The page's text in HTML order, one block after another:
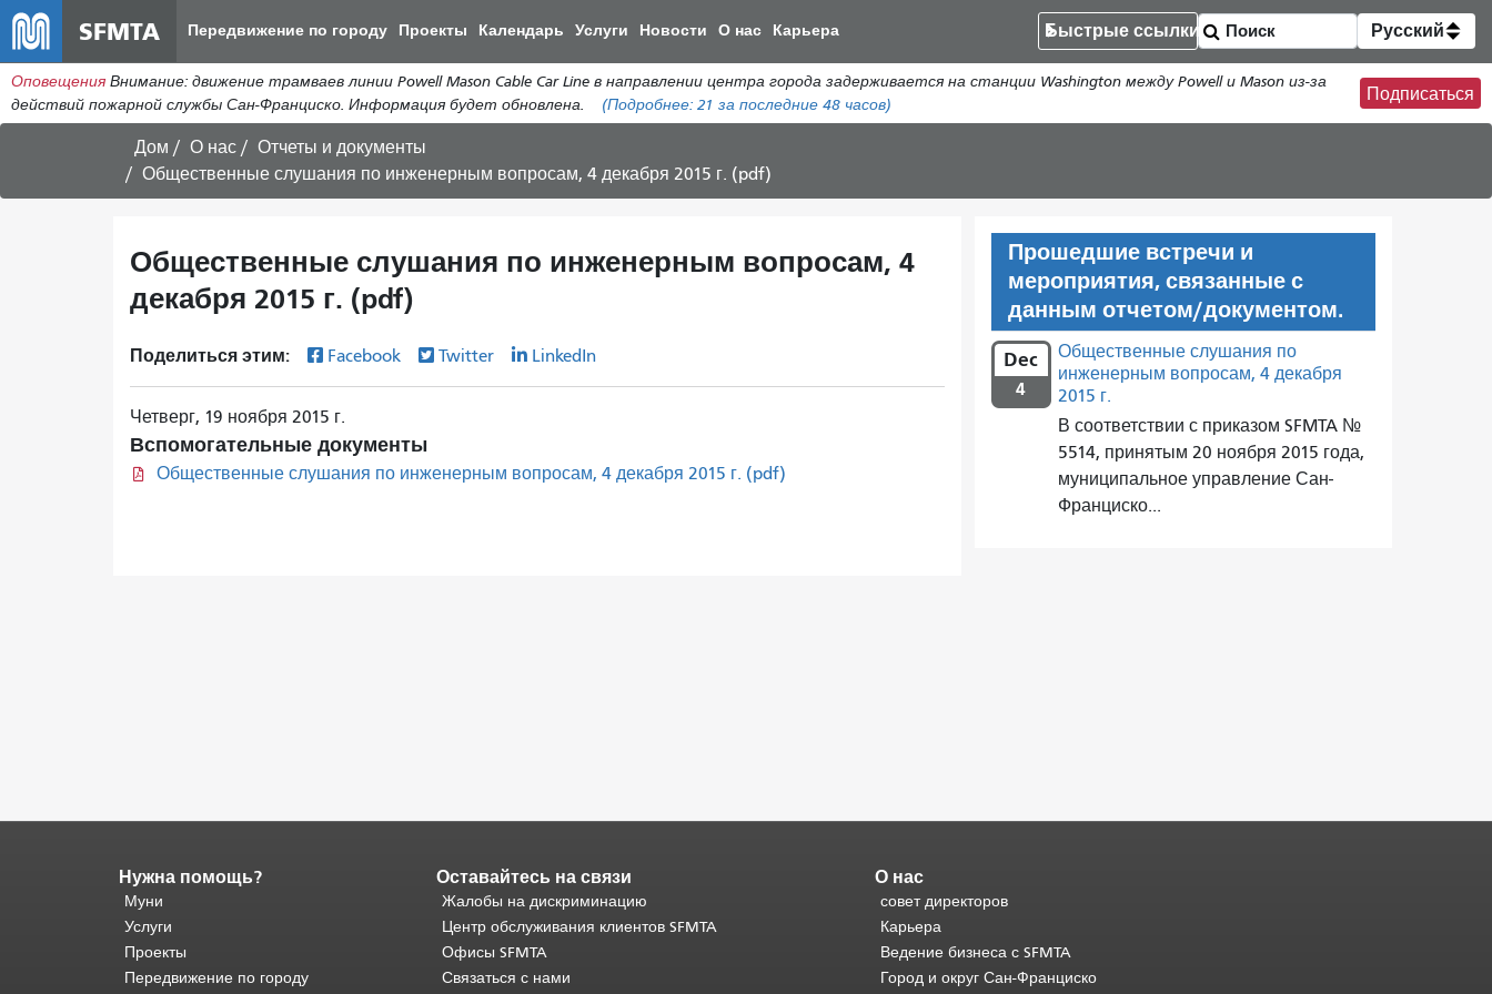
к
общему
содержанию
SFMTA Передвижение по городу Проекты Календарь Услуги Новости О нас Карьера Быстрые ссылки Русский
Оповещения Внимание: движение трамваев линии Powell Mason Cable Car Line в направлении центра города задерживается на станции Washington между Powell и Mason из-за
действий пожарной службы Сан-Франциско. Информация будет обновлена.
(Подробнее: 21 за последние 48 часов)
Подписаться
Дом О нас
Отчеты и документы
Общественные слушания по инженерным вопросам, 4 декабря 2015 г. (pdf)
Общественные слушания по инженерным вопросам, 4
декабря 2015 г. (pdf)
Поделиться этим: Facebook Twitter LinkedIn
Четверг, 19 ноября 2015 г.
Вспомогательные документы
Общественные слушания по инженерным вопросам, 4 декабря 2015 г. (pdf)
Прошедшие встречи и
мероприятия, связанные с
данным отчетом/документом.
Dec
4
Общественные слушания по
инженерным вопросам, 4 декабря
2015 г.
В соответствии с приказом SFMTA №
5514, принятым 20 ноября 2015 года,
муниципальное управление Сан-
Франциско...
Конец
содержимого
страницы.
часть
этой
Нужна помощь?
Муни
Услуги
Проекты
Передвижение по городу
Оставайтесь на связи
Жалобы на дискриминацию
Центр обслуживания клиентов SFMTA
Офисы SFMTA
Связаться с нами
О нас
совет директоров
Карьера
Ведение бизнеса с SFMTA
Город и округ Сан-Франциско